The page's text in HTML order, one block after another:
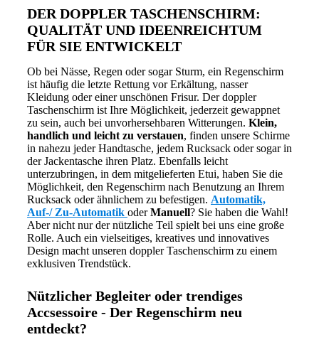
springenDER DOPPLER TASCHENSCHIRM:
QUALITÄT UND IDEENREICHTUM
FÜR SIE ENTWICKELT
Ob bei Nässe, Regen oder sogar Sturm, ein Regenschirm
ist häufig die letzte Rettung vor Erkältung, nasser
Kleidung oder einer unschönen Frisur. Der doppler
Taschenschirm ist Ihre Möglichkeit, jederzeit gewappnet
zu sein, auch bei unvorhersehbaren Witterungen. Klein,
handlich und leicht zu verstauen, finden unsere Schirme
in nahezu jeder Handtasche, jedem Rucksack oder sogar in
der Jackentasche ihren Platz. Ebenfalls leicht
unterzubringen, in dem mitgelieferten Etui, haben Sie die
Möglichkeit, den Regenschirm nach Benutzung an Ihrem
Rucksack oder ähnlichem zu befestigen. Automatik,
Auf-/ Zu-Automatik oderManuell? Sie haben die Wahl!
Aber nicht nur der nützliche Teil spielt bei uns eine große
Rolle. Auch ein vielseitiges, kreatives und innovatives
Design macht unseren doppler Taschenschirm zu einem
exklusiven Trendstück.
Nützlicher Begleiter oder trendiges
Accsessoire - Der Regenschirm neu
entdeckt?